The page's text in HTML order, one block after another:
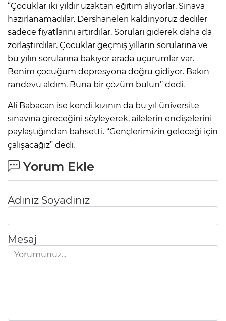
“Çocuklar iki yıldır uzaktan eğitim alıyorlar. Sınava
hazırlanamadılar. Dershaneleri kaldırıyoruz dediler
sadece fiyatlarını artırdılar. Soruları giderek daha da
zorlaştırdılar. Çocuklar geçmiş yılların sorularına ve
bu yılın sorularına bakıyor arada uçurumlar var.
Benim çocuğum depresyona doğru gidiyor. Bakın
randevu aldım. Buna bir çözüm bulun’’ dedi.
Ali Babacan ise kendi kızının da bu yıl üniversite
sınavına gireceğini söyleyerek, ailelerin endişelerini
paylaştığından bahsetti. “Gençlerimizin geleceği için
çalışacağız” dedi.
Yorum Ekle
Adınız Soyadınız
Mesaj